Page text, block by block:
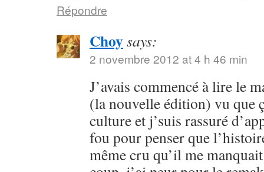
Répondre
Choysays:
2 novembre 2012 at 4 h 46 min
J’avais commencé à lire le
(la nouvelle édition) vu que
culture et j’suis rassuré
fou pour penser que
même cru qu’il me